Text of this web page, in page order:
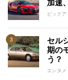
加速
ピックア
セル
期の
う？
エンタメ